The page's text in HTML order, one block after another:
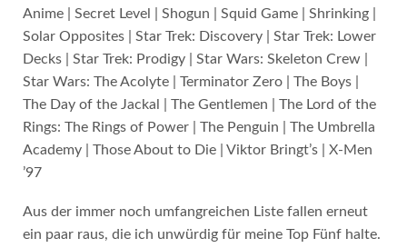
Anime | Secret Level | Shogun | Squid Game | Shrinking |
Solar Opposites | Star Trek: Discovery | Star Trek: Lower
Decks | Star Trek: Prodigy | Star Wars: Skeleton Crew |
Star Wars: The Acolyte | Terminator Zero | The Boys |
The Day of the Jackal | The Gentlemen | The Lord of the
Rings: The Rings of Power | The Penguin | The Umbrella
Academy | Those About to Die | Viktor Bringt’s | X-Men
’97
Aus der immer noch umfangreichen Liste fallen erneut
ein paar raus, die ich unwürdig für meine Top Fünf halte.